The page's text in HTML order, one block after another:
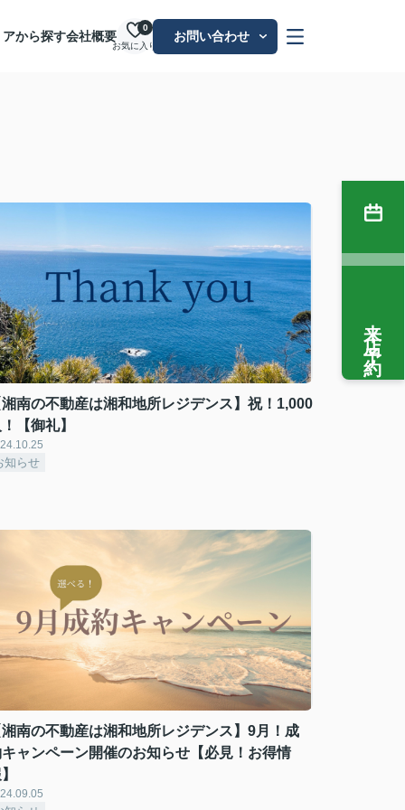
アから探す会社概要
お気に入り
0
お問い合わせ
南の不動産は湘和地所レジデンス】祝！1,000
【御礼】
知らせ
南の不動産は湘和地所レジデンス】9月！成
ャンペーン開催のお知らせ【必見！お得情
来店予約